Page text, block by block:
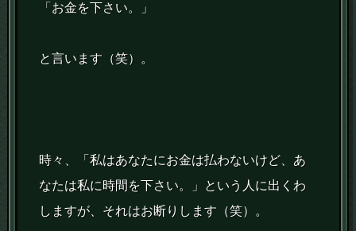
「お金を下さい。」
と言います（笑）。
時々、「私はあなたにお金は払わないけど、あ
なたは私に時間を下さい。」という人に出くわ
しますが、それはお断りします（笑）。